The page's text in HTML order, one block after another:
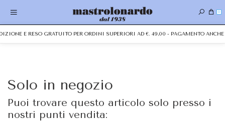
0
E RESO GRATUITO PER ORDINI SUPERIORI AD €. 49,00 - PAGAMENTO ANCHE
Solo in negozio
Puoi trovare questo articolo solo presso i
nostri punti vendita: